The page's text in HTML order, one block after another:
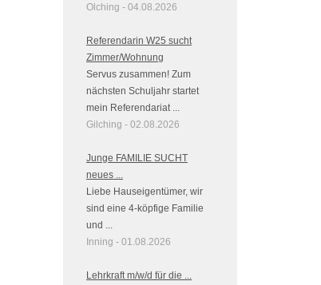
Olching - 04.08.2026
Referendarin W25 sucht
Zimmer/Wohnung
Servus zusammen! Zum
nächsten Schuljahr startet
mein Referendariat ...
Gilching - 02.08.2026
Junge FAMILIE SUCHT
neues ...
Liebe Hauseigentümer, wir
sind eine 4-köpfige Familie
und ...
Inning - 01.08.2026
Lehrkraft m/w/d für die ...